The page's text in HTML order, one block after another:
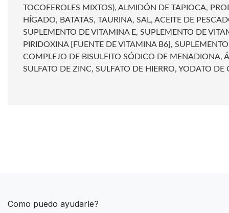
TOCOFEROLES MIXTOS), ALMIDÓN DE TAPIOCA,
HÍGADO, BATATAS, TAURINA, SAL, ACEITE DE
SUPLEMENTO DE VITAMINA E, SUPLEMENTO DE
PIRIDOXINA [FUENTE DE VITAMINA B6],
COMPLEJO DE BISULFITO SÓDICO DE MENADIONA,
SULFATO DE ZINC, SULFATO DE HIERRO, YODATO DE
Como puedo ayudarle?